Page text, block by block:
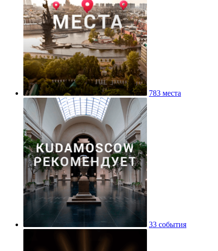
783 места
33 события